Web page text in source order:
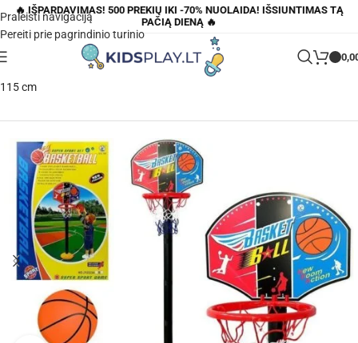
Praleisti navigaciją
Pereiti prie pagrindinio turinio
🔥 IŠPARDAVIMAS! 500 PREKIŲ IKI -70% NUOLAIDA! IŠSIUNTIMAS TĄ
PAČIĄ DIENĄ 🔥
Parduotuvė
Vaikiškas sulankstomas krepšinio rinkinys
115 cm